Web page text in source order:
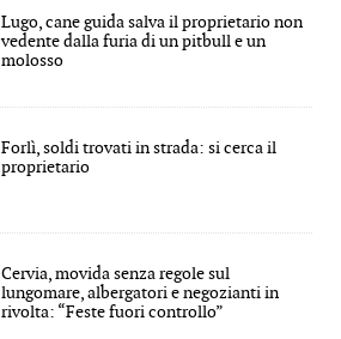
Lugo, cane guida salva il proprietario non
vedente dalla furia di un pitbull e un
molosso
Forlì, soldi trovati in strada: si cerca il
proprietario
Cervia, movida senza regole sul
lungomare, albergatori e negozianti in
rivolta: “Feste fuori controllo”